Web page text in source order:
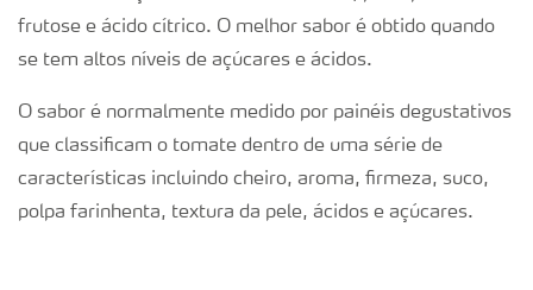
frutose e ácido cítrico. O melhor sabor é obtido quando
se tem altos níveis de açúcares e ácidos.
O sabor é normalmente medido por painéis degustativos
que classificam o tomate dentro de uma série de
características incluindo cheiro, aroma, firmeza, suco,
polpa farinhenta, textura da pele, ácidos e açúcares.